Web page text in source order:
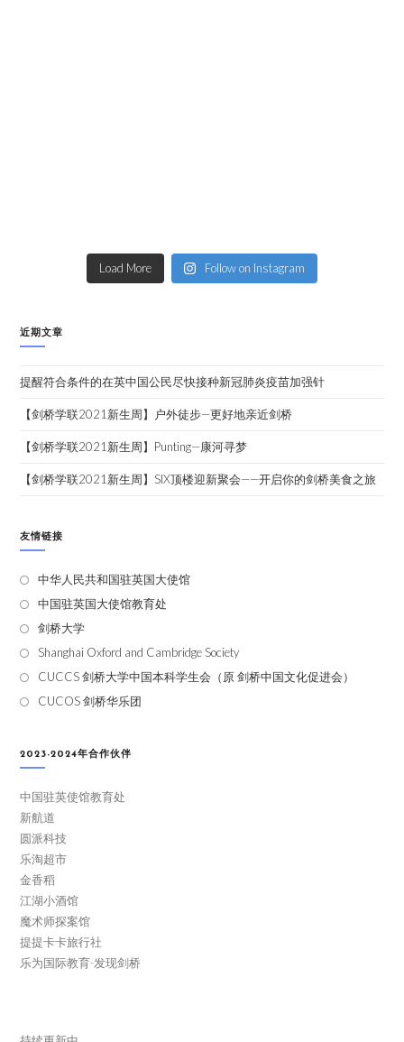
Load More Follow on Instagram
近期文章
提醒符合条件的在英中国公民尽快接种新冠肺炎疫苗加强针
【剑桥学联2021新生周】户外徒步—更好地亲近剑桥
【剑桥学联2021新生周】Punting—康河寻梦
【剑桥学联2021新生周】SIX顶楼迎新聚会——开启你的剑桥美食之旅
友情链接
中华人民共和国驻英国大使馆
中国驻英国大使馆教育处
剑桥大学
Shanghai Oxford and Cambridge Society
CUCCS 剑桥大学中国本科学生会（原 剑桥中国文化促进会）
CUCOS 剑桥华乐团
2023-2024年合作伙伴
中国驻英使馆教育处
新航道
圆派科技
乐淘超市
金香稻
江湖小酒馆
魔术师探案馆
提提卡卡旅行社
乐为国际教育-发现剑桥